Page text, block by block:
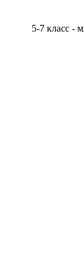
5-7 класс -